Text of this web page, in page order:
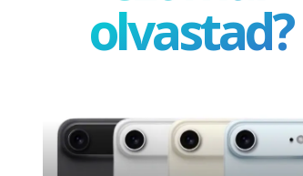
olvastad?